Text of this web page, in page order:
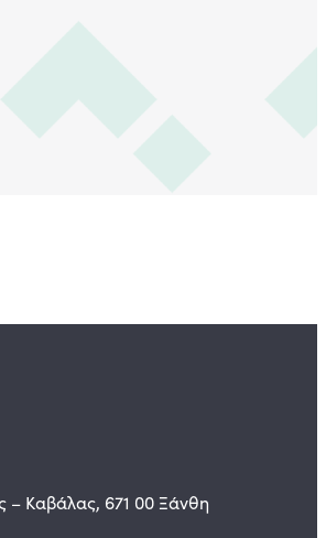
– Καβάλας, 671 00 Ξάνθη